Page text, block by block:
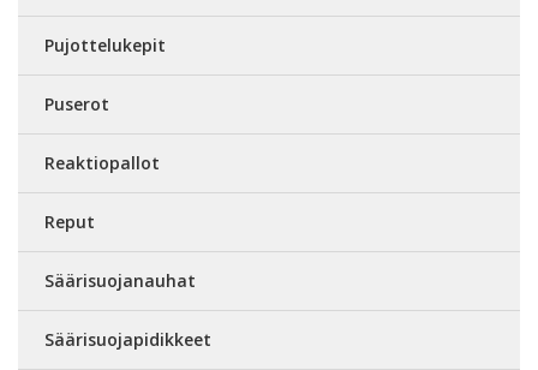
Pujottelukepit
Puserot
Reaktiopallot
Reput
Säärisuojanauhat
Säärisuojapidikkeet